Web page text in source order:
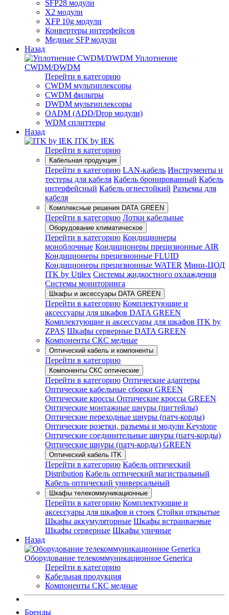
SFP28 модули
X2 модули
XFP 10g модули
Конвертеры интерфейсов
Медные SFP модули
Назад
Уплотнение
CWDM/DWDM
Перейти в категорию
CWDM мультиплексоры
CWDM фильтры
DWDM мультиплексоры
OADM (ADD/Drop модули)
WDM сплиттеры
Назад
ITK by IEK
Перейти в категорию
Кабельная продукция
Перейти в категорию LAN-кабель Инструменты и
тестеры для кабеля Кабель бронированный Кабель
интерфейсный Кабель огнестойкий Разъемы для
кабеля
Комплексные решения DATA GREEN
Перейти в категорию Лотки кабельные
Оборудование климатическое
Перейти в категорию Кондиционеры
моноблочные Кондиционеры прецизионные AIR
Кондиционеры прецизионные FLUID
Кондиционеры прецизионные WATER Мини-ЦОД
ITK by Utilex Системы жидкостного охлаждения
Системы мониторинга
Шкафы и аксессуары DATA GREEN
Перейти в категорию Комплектующие и
аксессуары для шкафов DATA GREEN
Комплектующие и аксессуары для шкафов ITK by
ZPAS Шкафы серверные DATA GREEN
Компоненты СКС медные
Оптический кабель и компоненты
Перейти в категорию
Компоненты СКС оптические
Перейти в категорию Оптические адаптеры
Оптические кабельные сборки GREEN
Оптические кроссы Оптические кроссы GREEN
Оптические монтажные шнуры (пигтейлы)
Оптические переходные шнуры (патч-корды)
Оптические розетки, разъемы и модули Keystone
Оптические соединительные шнуры (патч-корды)
Оптические шнуры (патч-корды) GREEN
Оптический кабель ITK
Перейти в категорию Кабель оптический
Distribution Кабель оптический магистральный
Кабель оптический универсальный
Шкафы телекоммуникационные
Перейти в категорию Комплектующие и
аксессуары для шкафов и стоек Стойки открытые
Шкафы аккумуляторные Шкафы встраиваемые
Шкафы серверные Шкафы уличные
Назад
Оборудование телекоммуникационное Generica
Перейти в категорию
Кабельная продукция
Компоненты СКС медные
Бренды